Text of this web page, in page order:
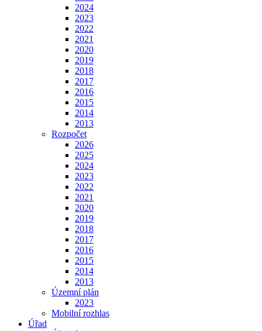
2024
2023
2022
2021
2020
2019
2018
2017
2016
2015
2014
2013
Rozpočet
2026
2025
2024
2023
2022
2021
2020
2019
2018
2017
2016
2015
2014
2013
Územní plán
2023
Mobilní rozhlas
Úřad